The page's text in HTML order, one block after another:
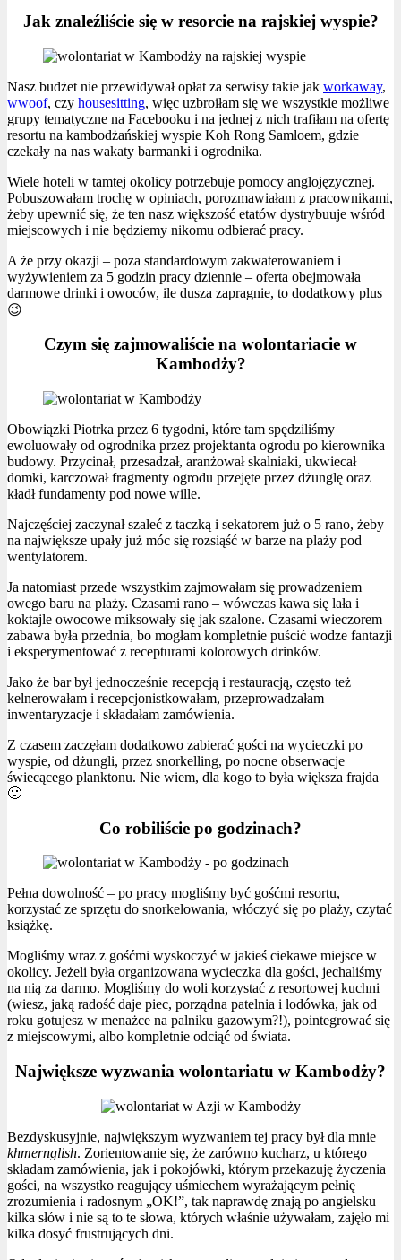
Jak znaleźliście się w resorcie na rajskiej wyspie?
Nasz budżet nie przewidywał opłat za serwisy takie jak workaway,
wwoof, czy housesitting, więc uzbroiłam się we wszystkie możliwe
grupy tematyczne na Facebooku i na jednej z nich trafiłam na ofertę
resortu na kambodżańskiej wyspie Koh Rong Samloem, gdzie
czekały na nas wakaty barmanki i ogrodnika.
Wiele hoteli w tamtej okolicy potrzebuje pomocy anglojęzycznej.
Pobuszowałam trochę w opiniach, porozmawiałam z pracownikami,
żeby upewnić się, że ten nasz większość etatów dystrybuuje wśród
miejscowych i nie będziemy nikomu odbierać pracy.
A że przy okazji – poza standardowym zakwaterowaniem i
wyżywieniem za 5 godzin pracy dziennie – oferta obejmowała
darmowe drinki i owoców, ile dusza zapragnie, to dodatkowy plus
😉
Czym się zajmowaliście na wolontariacie w
Kambodży?
Obowiązki Piotrka przez 6 tygodni, które tam spędziliśmy
ewoluowały od ogrodnika przez projektanta ogrodu po kierownika
budowy. Przycinał, przesadzał, aranżował skalniaki, ukwiecał
domki, karczował fragmenty ogrodu przejęte przez dżunglę oraz
kładł fundamenty pod nowe wille.
Najczęściej zaczynał szaleć z taczką i sekatorem już o 5 rano, żeby
na największe upały już móc się rozsiąść w barze na plaży pod
wentylatorem.
Ja natomiast przede wszystkim zajmowałam się prowadzeniem
owego baru na plaży. Czasami rano – wówczas kawa się lała i
koktajle owocowe miksowały się jak szalone. Czasami wieczorem –
zabawa była przednia, bo mogłam kompletnie puścić wodze fantazji
i eksperymentować z recepturami kolorowych drinków.
Jako że bar był jednocześnie recepcją i restauracją, często też
kelnerowałam i recepcjonistkowałam, przeprowadzałam
inwentaryzacje i składałam zamówienia.
Z czasem zaczęłam dodatkowo zabierać gości na wycieczki po
wyspie, od dżungli, przez snorkelling, po nocne obserwacje
świecącego planktonu. Nie wiem, dla kogo to była większa frajda
🙂
Co robiliście po godzinach?
Pełna dowolność – po pracy mogliśmy być gośćmi resortu,
korzystać ze sprzętu do snorkelowania, włóczyć się po plaży, czytać
książkę.
Mogliśmy wraz z gośćmi wyskoczyć w jakieś ciekawe miejsce w
okolicy. Jeżeli była organizowana wycieczka dla gości, jechaliśmy
na nią za darmo. Mogliśmy do woli korzystać z resortowej kuchni
(wiesz, jaką radość daje piec, porządna patelnia i lodówka, jak od
roku gotujesz w menażce na palniku gazowym?!), pointegrować się
z miejscowymi, albo kompletnie odciąć od świata.
Największe wyzwania wolontariatu w Kambodży?
Bezdyskusyjnie, największym wyzwaniem tej pracy był dla mnie
khmernglish. Zorientowanie się, że zarówno kucharz, u którego
składam zamówienia, jak i pokojówki, którym przekazuję życzenia
gości, na wszystko reagujący uśmiechem wyrażającym pełnię
zrozumienia i radosnym „OK!”, tak naprawdę znają po angielsku
kilka słów i nie są to te słowa, których właśnie używałam, zajęło mi
kilka dosyć frustrujących dni.